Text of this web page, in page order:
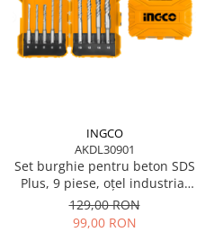
INGCO
AKDL30901
Set burghie pentru beton SDS
Plus, 9 piese, oțel industrial
S2
129,00 RON
99,00 RON